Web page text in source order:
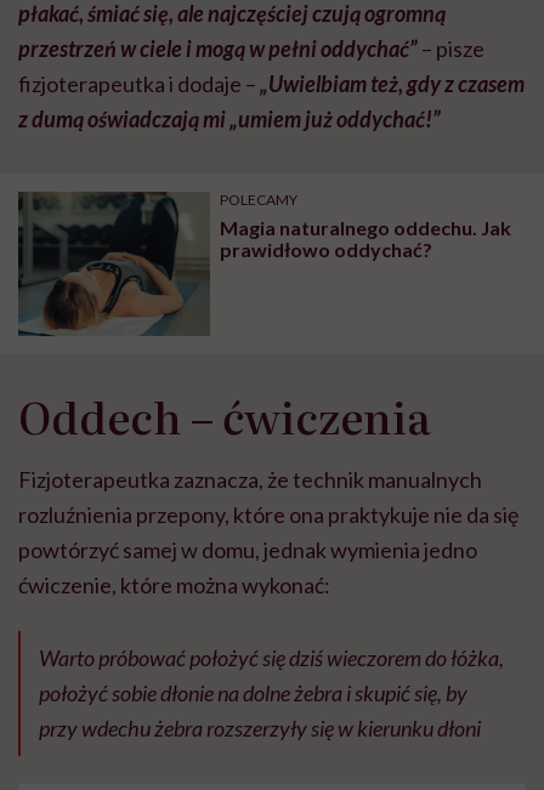
płakać, śmiać się, ale najczęściej czują ogromną
przestrzeń w ciele i mogą w pełni oddychać”– pisze
fizjoterapeutka i dodaje –„Uwielbiam też, gdy z czasem
z dumą oświadczają mi „umiem już oddychać!”
POLECAMY
Magia naturalnego oddechu. Jak
prawidłowo oddychać?
Oddech – ćwiczenia
Fizjoterapeutka zaznacza, że technik manualnych
rozluźnienia przepony, które ona praktykuje nie da się
powtórzyć samej w domu, jednak wymienia jedno
ćwiczenie, które można wykonać:
Warto próbować położyć się dziś wieczorem do łóżka,
położyć sobie dłonie na dolne żebra i skupić się, by
przy wdechu żebra rozszerzyły się w kierunku dłoni